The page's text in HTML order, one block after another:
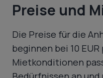
Preise und
Die Preise für die
beginnen bei 10
Mietkonditionen